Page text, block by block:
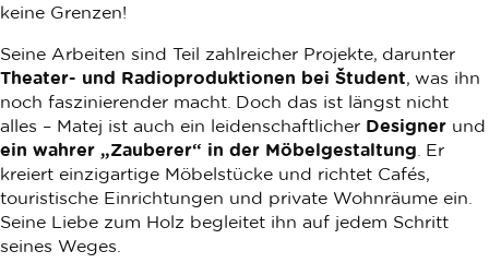
keine Grenzen!
Seine Arbeiten sind Teil zahlreicher Projekte, darunter
Theater- und Radioproduktionen bei Študent, was ihn
noch faszinierender macht. Doch das ist längst nicht
alles – Matej ist auch ein leidenschaftlicher Designer und
ein wahrer „Zauberer“ in der Möbelgestaltung . Er
kreiert einzigartige Möbelstücke und richtet Cafés,
touristische Einrichtungen und private Wohnräume ein.
Seine Liebe zum Holz begleitet ihn auf jedem Schritt
seines Weges.